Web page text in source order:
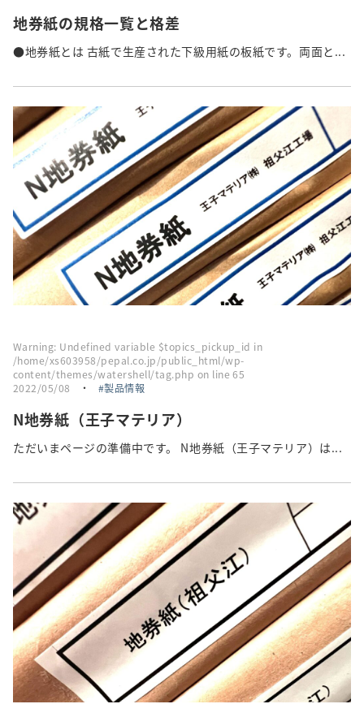
地券紙の規格一覧と格差
●地券紙とは 古紙で生産された下級用紙の板紙です。両面と...
Warning: Undefined variable $topics_pickup_id in
/home/xs603958/pepal.co.jp/public_html/wp-
content/themes/watershell/tag.php on line65
2022/05/08
・ 製品情報
N地券紙（王子マテリア）
ただいまページの準備中です。 N地券紙（王子マテリア）は...